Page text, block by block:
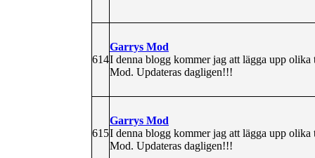
614
Garrys Mod
I denna blogg kommer jag att lägga upp
Mod. Updateras dagligen!!!
615
Garrys Mod
I denna blogg kommer jag att lägga upp
Mod. Updateras dagligen!!!